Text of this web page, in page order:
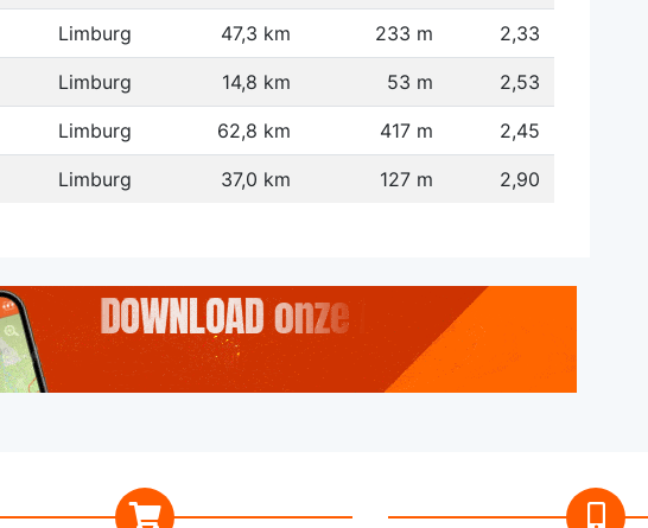
Limburg 47,3 km 233 m 2,33
Limburg 14,8 km 53 m 2,53
Limburg 62,8 km 417 m 2,45
Limburg 37,0 km 127 m 2,90